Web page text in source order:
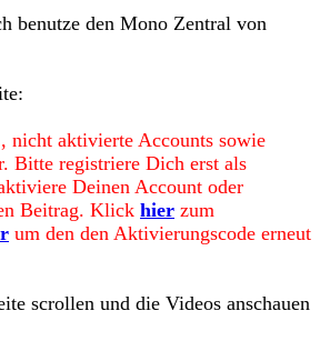
benutze den Mono Zentral von
nicht aktivierte Accounts sowie
Bitte registriere Dich erst als
Deinen Account oder
Beitrag. Klick hier zum
um den den Aktivierungscode erneut
scrollen und die Videos anschauen